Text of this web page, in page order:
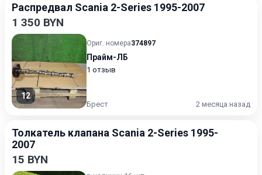
Распредвал Scania 2-Series 1995-2007
1 350 BYN
12
Ориг. номера374897
Прайм-ЛБ
1 отзыв
Брест 2 месяца назад
Толкатель клапана Scania 2-Series 1995-
2007
15 BYN